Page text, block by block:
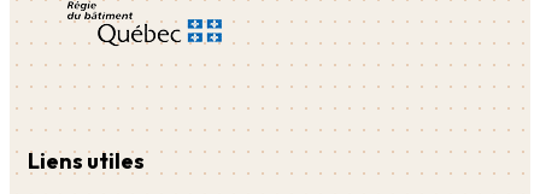
Liens utiles